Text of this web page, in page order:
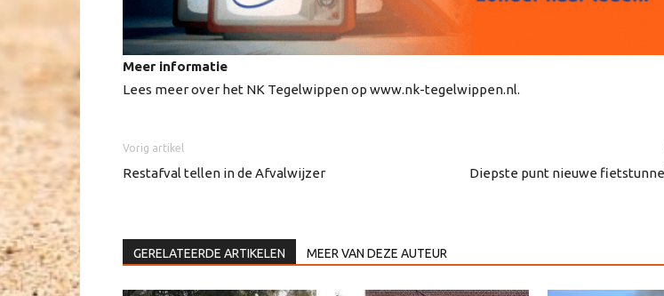
Meer informatie
Lees meer over het NK Tegelwippen op www.nk-tegelwippen.nl.
Vorig artikel
Restafval tellen in de Afvalwijzer
Diepste punt nieuwe
GERELATEERDE ARTIKELEN MEER VAN DEZE AUTEUR